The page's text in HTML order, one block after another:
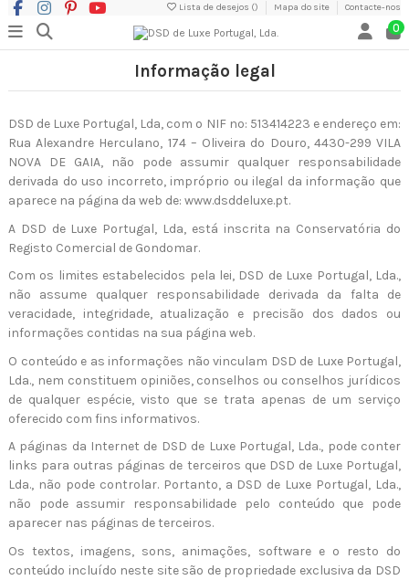
Lista de desejos () Mapa do site Contacte-nos
0
Informação legal
DSD de Luxe Portugal, Lda, com o NIF nº: 513414223 e endereço em:
Rua Alexandre Herculano, 174 – Oliveira do Douro, 4430-299 VILA
NOVA DE GAIA, não pode assumir qualquer responsabilidade
derivada do uso incorreto, impróprio ou ilegal da informação que
aparece na página da web de: www.dsddeluxe.pt.
A DSD de Luxe Portugal, Lda, está inscrita na Conservatória do
Registo Comercial de Gondomar.
Com os limites estabelecidos pela lei, DSD de Luxe Portugal, Lda.,
não assume qualquer responsabilidade derivada da falta de
veracidade, integridade, atualização e precisão dos dados ou
informações contidas na sua página web.
O conteúdo e as informações não vinculam DSD de Luxe Portugal,
Lda., nem constituem opiniões, conselhos ou conselhos jurídicos
de qualquer espécie, visto que se trata apenas de um serviço
oferecido com fins informativos.
A páginas da Internet de DSD de Luxe Portugal, Lda., pode conter
links para outras páginas de terceiros que DSD de Luxe Portugal,
Lda., não pode controlar. Portanto, a DSD de Luxe Portugal, Lda.,
não pode assumir responsabilidade pelo conteúdo que pode
aparecer nas páginas de terceiros.
Os textos, imagens, sons, animações, software e o resto do
conteúdo incluído neste site são de propriedade exclusiva da DSD